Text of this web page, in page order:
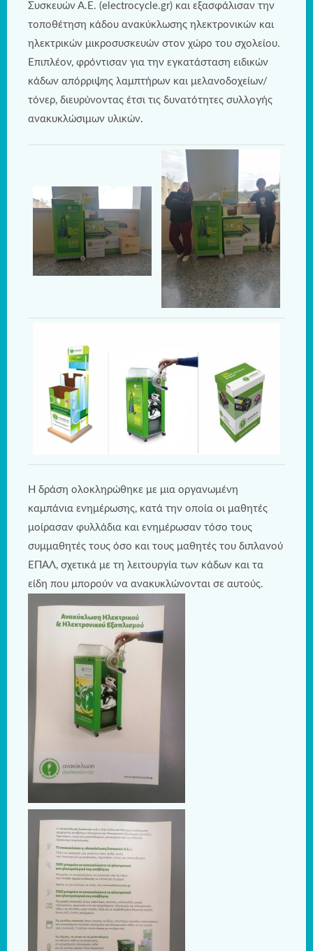
Συσκευών Α.Ε. (electrocycle.gr) και εξασφάλισαν την
τοποθέτηση κάδου ανακύκλωσης ηλεκτρονικών και
ηλεκτρικών μικροσυσκευών στον χώρο του σχολείου.
Επιπλέον, φρόντισαν για την εγκατάσταση ειδικών
κάδων απόρριψης λαμπτήρων και μελανοδοχείων/
τόνερ, διευρύνοντας έτσι τις δυνατότητες συλλογής
ανακυκλώσιμων υλικών.
Η δράση ολοκληρώθηκε με μια οργανωμένη
καμπάνια ενημέρωσης, κατά την οποία οι μαθητές
μοίρασαν φυλλάδια και ενημέρωσαν τόσο τους
συμμαθητές τους όσο και τους μαθητές του διπλανού
ΕΠΑΛ, σχετικά με τη λειτουργία των κάδων και τα
είδη που μπορούν να ανακυκλώνονται σε αυτούς.